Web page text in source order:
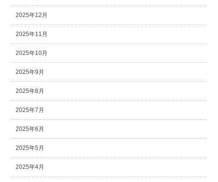
2025年12月
2025年11月
2025年10月
2025年9月
2025年8月
2025年7月
2025年6月
2025年5月
2025年4月